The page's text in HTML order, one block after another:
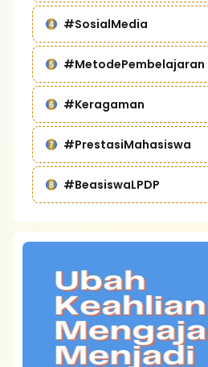
#SosialMedia
#MetodePembelajaran
#Keragaman
#PrestasiMahasiswa
#BeasiswaLPDP